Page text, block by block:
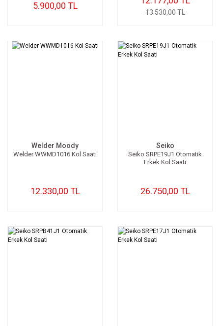
5.900,00 TL
13.530,00 TL
Welder Moody
Welder WWMD1016 Kol Saati
12.330,00 TL
Seiko
Seiko SRPE19J1 Otomatik
Erkek Kol Saati
26.750,00 TL